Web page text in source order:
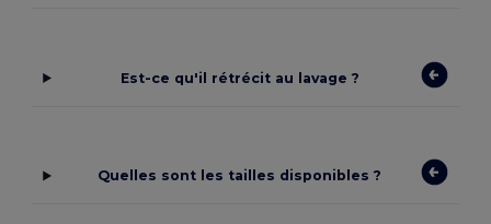
Est-ce qu'il rétrécit au lavage ?
Quelles sont les tailles disponibles ?